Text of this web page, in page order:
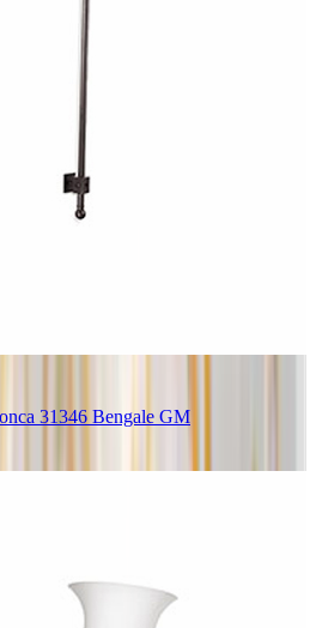
31346 Bengale GM